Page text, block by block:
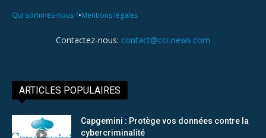
Qui sommes-nous ?•Mentions légales
Contactez-nous: contact@cci-news.com
ARTICLES POPULAIRES
Capgemini : Protège vos données contre la
cybercriminalité